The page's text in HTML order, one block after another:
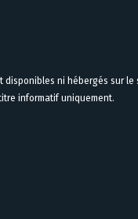
disponibles ni hébergés sur le
informatif uniquement.